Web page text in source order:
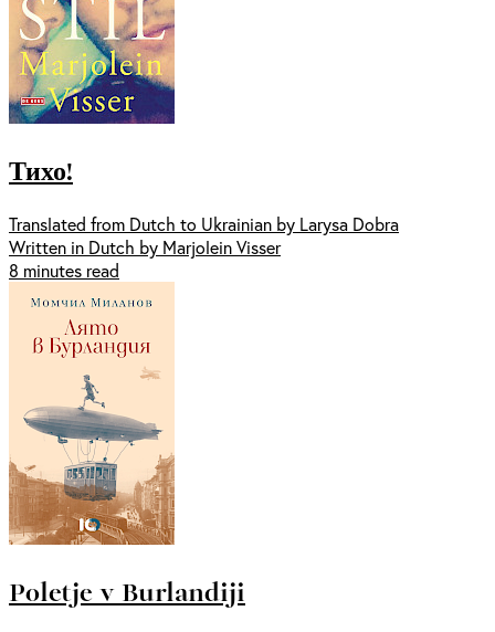
Тихо!
Translated from Dutch to Ukrainian by Larysa Dobra
Written in Dutch by Marjolein Visser
8 minutes read
Poletje v Burlandiji